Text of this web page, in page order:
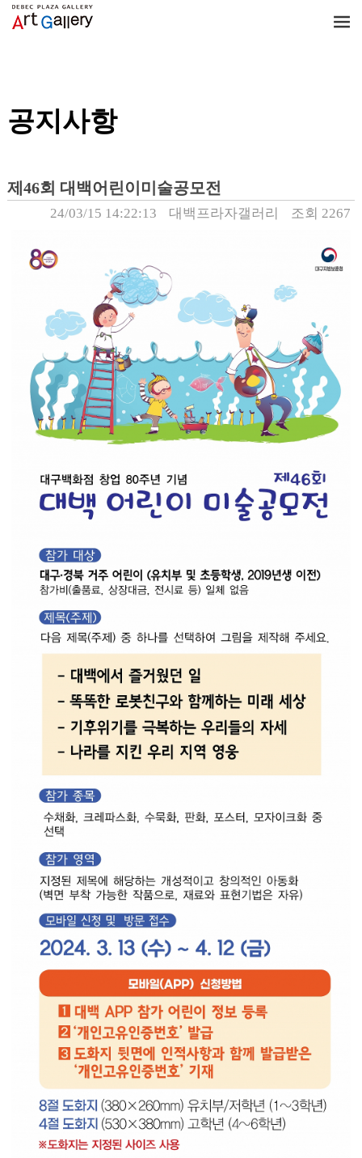
공지사항
제46회 대백어린이미술공모전
24/03/15 14:22:13 대백프라자갤러리 조회 2267